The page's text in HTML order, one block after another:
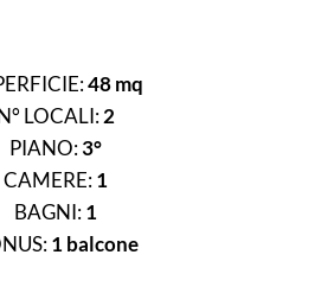
48 mq
LOCALI:2
PIANO:3°
CAMERE:1
BAGNI:1
1 balcone